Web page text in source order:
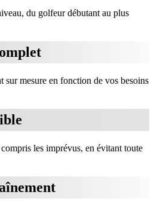
du golfeur débutant au plus
sur mesure en fonction de vos besoins
les imprévus, en évitant toute